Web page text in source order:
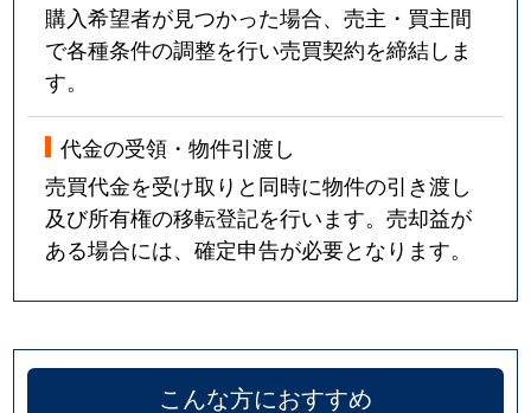
購入希望者が見つかった場合、売主・買主間
で各種条件の調整を行い売買契約を締結しま
す。
代金の受領・物件引渡し
売買代金を受け取りと同時に物件の引き渡し
及び所有権の移転登記を行います。売却益が
ある場合には、確定申告が必要となります。
こんな方におすすめ